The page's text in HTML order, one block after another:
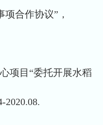
合作协议”，
项目“委托开展水稻
2020.08.